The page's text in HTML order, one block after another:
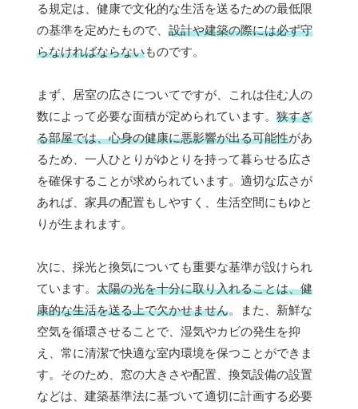
る規定は、健康で文化的な生活を送るための最低限
の基準を定めたもので、 設計や建築の際には必ず守
らなければならないものです。
まず、居室の広さについてですが、これは住む人の
数によって必要な面積が定められています。 狭すぎ
る部屋では、心身の健康に悪影響が出る可能性があ
るため、一人ひとりがゆとりを持って暮らせる広さ
を確保することが求められています。適切な広さが
あれば、家具の配置もしやすく、生活空間にもゆと
りが生まれます。
次に、採光と換気についても重要な基準が設けられ
ています。 太陽の光を十分に取り入れることは、健
康的な生活を送る上で欠かせません。また、新鮮な
空気を循環させることで、湿気やカビの発生を抑
え、常に清潔で快適な室内環境を保つことができま
す。そのため、窓の大きさや配置、換気設備の設置
などは、建築基準法に基づいて適切に計画する必要